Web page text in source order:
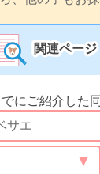
関連ページ
にご紹介した